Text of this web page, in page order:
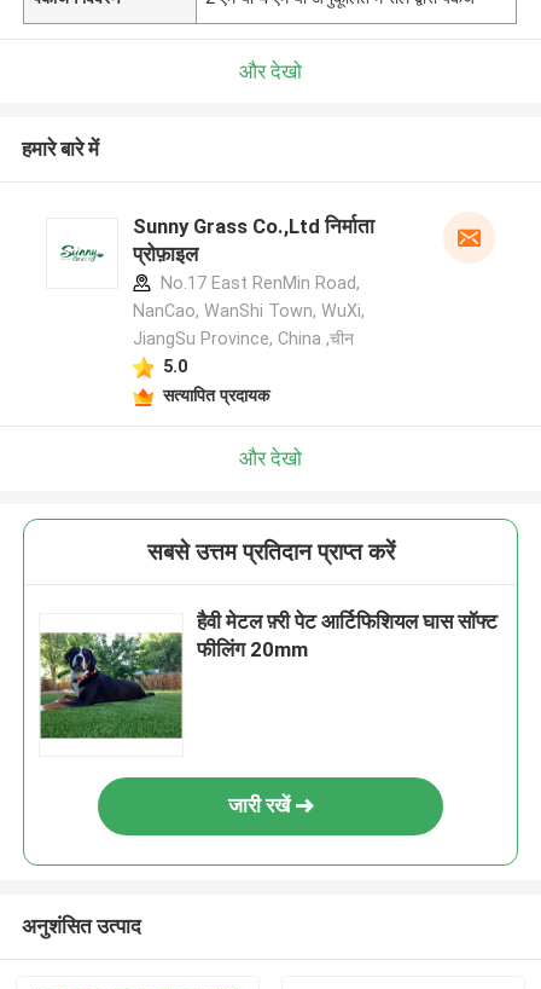
और देखो
हमारे बारे में
Sunny Grass Co.,Ltd निर्माता
प्रोफ़ाइल
No.17 East RenMin Road,
NanCao, WanShi Town, WuXi,
JiangSu Province, China ,चीन
5.0
सत्यापित प्रदायक
और देखो
सबसे उत्तम प्रतिदान प्राप्त करें
हैवी मेटल फ़्री पेट आर्टिफिशियल घास सॉफ्ट
फीलिंग 20mm
जारी रखें
अनुशंसित उत्पाद